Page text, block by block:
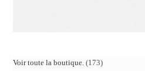
Voir toute la boutique. 173